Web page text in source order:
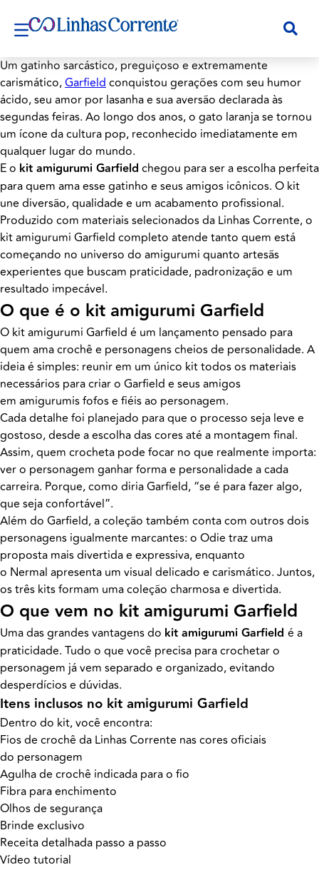
Um gatinho sarcástico, preguiçoso e extremamente
carismático,Garfieldconquistou gerações com seu humor
ácido, seu amor por lasanha e sua aversão declarada às
segundas feiras. Ao longo dos anos, o gato laranja se tornou
um ícone da cultura pop, reconhecido imediatamente em
qualquer lugar do mundo.
E o kit amigurumi Garfield chegou para ser a escolha perfeita
para quem ama esse gatinho e seus amigos icônicos. O kit
une diversão, qualidade e um acabamento profissional.
Produzido com materiais selecionados da Linhas Corrente, o
kit amigurumi Garfield completo atende tanto quem está
começando no universo do amigurumi quanto artesãs
experientes que buscam praticidade, padronização e um
resultado impecável.
O que é o kit amigurumi Garfield
O kit amigurumi Garfield é um lançamento pensado para
quem ama crochê e personagens cheios de personalidade. A
ideia é simples: reunir em um único kit todos os materiais
necessários para criar o Garfield e seus amigos
em amigurumis fofos e fiéis ao personagem.
Cada detalhe foi planejado para que o processo seja leve e
gostoso, desde a escolha das cores até a montagem final.
Assim, quem crocheta pode focar no que realmente importa:
ver o personagem ganhar forma e personalidade a cada
carreira. Porque, como diria Garfield, “se é para fazer algo,
que seja confortável”.
Além do Garfield, a coleção também conta com outros dois
personagens igualmente marcantes: o Odie traz uma
proposta mais divertida e expressiva, enquanto
o Nermal apresenta um visual delicado e carismático. Juntos,
os três kits formam uma coleção charmosa e divertida.
O que vem no kit amigurumi Garfield
Uma das grandes vantagens do kit amigurumi Garfield é a
praticidade. Tudo o que você precisa para crochetar o
personagem já vem separado e organizado, evitando
desperdícios e dúvidas.
Itens inclusos no kit amigurumi Garfield
Dentro do kit, você encontra:
Fios de crochê da Linhas Corrente nas cores oficiais
do personagem
Agulha de crochê indicada para o fio
Fibra para enchimento
Olhos de segurança
Brinde exclusivo
Receita detalhada passo a passo
Vídeo tutorial